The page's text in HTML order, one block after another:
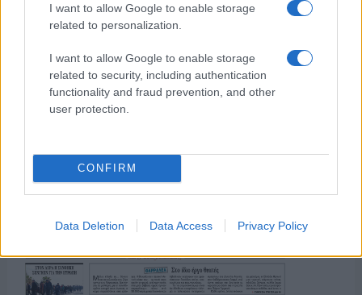
I want to allow Google to enable storage
related to personalization.
I want to allow Google to enable storage
related to security, including authentication
functionality and fraud prevention, and other
user protection.
CONFIRM
Data Deletion Data Access Privacy Policy
ΓΙΑ ΤΟ ΚΑΛΟΚΑΙΡΙ ΣΟΥ →